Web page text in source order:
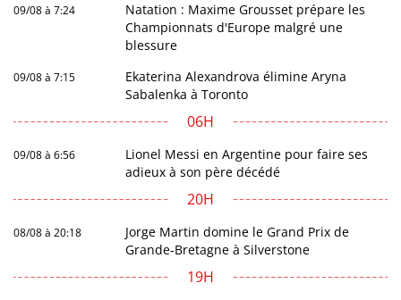
09/08 à 7:24
Natation : Maxime Grousset prépare les
Championnats d'Europe malgré une
blessure
09/08 à 7:15
Ekaterina Alexandrova élimine Aryna
Sabalenka à Toronto
06H
09/08 à 6:56
Lionel Messi en Argentine pour faire ses
adieux à son père décédé
20H
08/08 à 20:18
Jorge Martin domine le Grand Prix de
Grande-Bretagne à Silverstone
19H